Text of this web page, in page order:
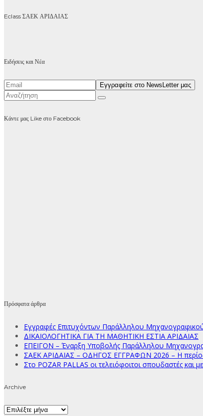
Eclass ΣΑΕΚ ΑΡΙΔΑΙΑΣ
Ειδήσεις και Νέα
Κάντε μας Like στο Facebook
Πρόσφατα άρθρα
Εγγραφές Επιτυχόντων Παράλληλου
ΔΙΚΑΙΟΛΟΓΗΤΙΚΑ ΓΙΑ ΤΗ ΜΑΘΗΤΙΚΗ ΕΣΤΙΑ ΑΡΙΔΑΙΑΣ
ΕΠΕΙΓΟΝ – Έναρξη Υποβολής Παράλληλου
ΣΑΕΚ ΑΡΙΔΑΙΑΣ – ΟΔΗΓΟΣ ΕΓΓΡΑΦΩΝ 2026 – Η
Στο POZAR PALLAS οι τελειόφοιτοι σπουδαστές και
Archive
Archive